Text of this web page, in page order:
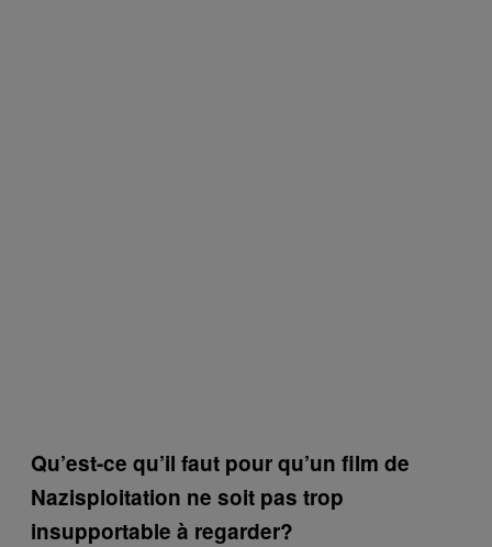
Qu’est-ce qu’il faut pour qu’un film de
Nazisploitation ne soit pas trop
insupportable à regarder?